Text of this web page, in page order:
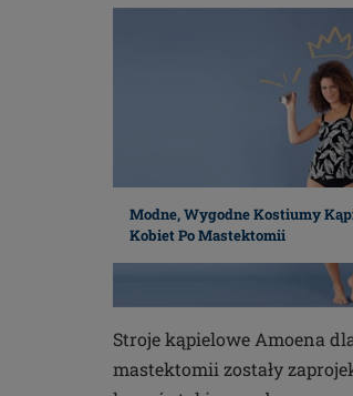
Modne, Wygodne Kostiumy
Kobiet Po Mastektomii
Stroje kąpielowe Amoena
mastektomii zostały